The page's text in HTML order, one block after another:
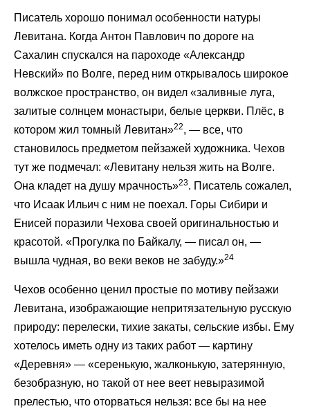
Писатель хорошо понимал особенности натуры
Левитана. Когда Антон Павлович по дороге на
Сахалин спускался на пароходе «Александр
Невский» по Волге, перед ним открывалось широкое
волжское пространство, он видел «заливные луга,
залитые солнцем монастыри, белые церкви. Плёс, в
котором жил томный Левитан»22, — все, что
становилось предметом пейзажей художника. Чехов
тут же подмечал: «Левитану нельзя жить на Волге.
Она кладет на душу мрачность»23. Писатель сожалел,
что Исаак Ильич с ним не поехал. Горы Сибири и
Енисей поразили Чехова своей оригинальностью и
красотой. «Прогулка по Байкалу, — писал он, —
вышла чудная, во веки веков не забуду.»24
Чехов особенно ценил простые по мотиву пейзажи
Левитана, изображающие непритязательную русскую
природу: перелески, тихие закаты, сельские избы. Ему
хотелось иметь одну из таких работ — картину
«Деревня» — «серенькую, жалконькую, затерянную,
безобразную, но такой от нее веет невыразимой
прелестью, что оторваться нельзя: все бы на нее